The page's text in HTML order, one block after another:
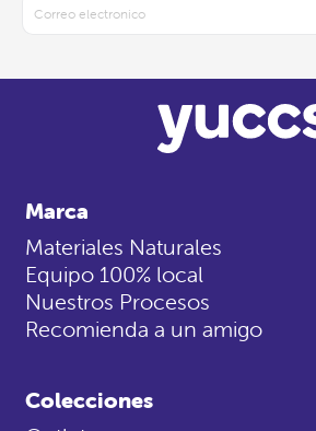
Marca
Materiales Naturales
Equipo 100% local
Nuestros Procesos
Recomienda a un amigo
Colecciones